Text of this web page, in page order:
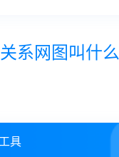
系网图叫什么
具